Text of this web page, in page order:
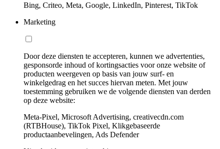
Bing, Criteo, Meta, Google, LinkedIn, Pinterest, TikTok
Marketing
Door deze diensten te accepteren, kunnen we advertenties,
gesponsorde inhoud of kortingsacties voor onze website of
producten weergeven op basis van jouw surf- en
winkelgedrag en het succes hiervan meten. Met jouw
toestemming gebruiken we de volgende diensten van derden
op deze website:
Meta-Pixel, Microsoft Advertising, creativecdn.com
(RTBHouse), TikTok Pixel, Klikgebaseerde
productaanbevelingen, Ads Defender